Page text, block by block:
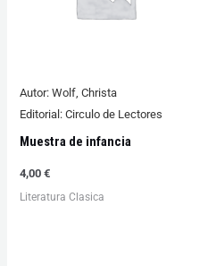
Autor: Wolf, Christa
Editorial: Circulo de Lectores
Muestra de infancia
4,00€
Literatura Clasica